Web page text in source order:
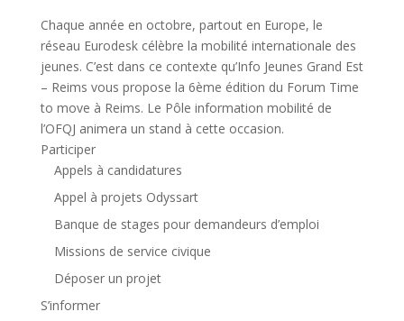
Chaque année en octobre, partout en Europe, le
réseau Eurodesk célèbre la mobilité internationale des
jeunes. C’est dans ce contexte qu’Info Jeunes Grand Est
– Reims vous propose la 6ème édition du Forum Time
to move à Reims. Le Pôle information mobilité de
l’OFQJ animera un stand à cette occasion.
Participer
Appels à candidatures
Appel à projets Odyssart
Banque de stages pour demandeurs d’emploi
Missions de service civique
Déposer un projet
S’informer